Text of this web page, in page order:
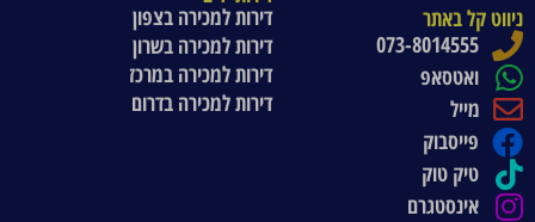
ניווט קל באתר
073-8014555
ואטסאפ
מייל
פייסבוק
טיק טוק
אינסטגרם
דירות למכירה בצפון
דירות למכירה בשרון
דירות למכירה במרכז
דירות למכירה בדרום